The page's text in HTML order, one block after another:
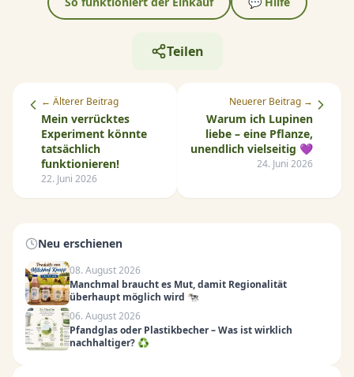
Teilen
← Älterer Beitrag
Mein verrücktes
Experiment könnte
tatsächlich
funktionieren!
22. Juni 2026
Neuerer Beitrag →
Warum ich Lupinen
liebe – eine Pflanze,
unendlich vielseitig 💜
24. Juni 2026
Neu erschienen
08. August 2026
Manchmal braucht es Mut, damit Regionalität
überhaupt möglich wird 🐄
06. August 2026
Pfandglas oder Plastikbecher – Was ist wirklich
nachhaltiger? ♻️